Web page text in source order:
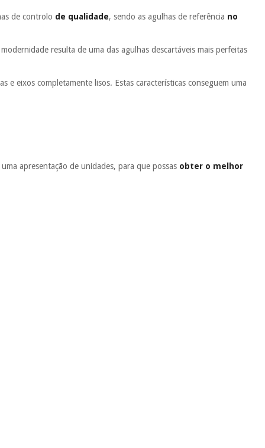
de controlo de qualidade, sendo as agulhas de referência no
resulta de uma das agulhas descartáveis mais perfeitas
e eixos completamente lisos. Estas características conseguem uma
apresentação de unidades, para que possas obter o melhor